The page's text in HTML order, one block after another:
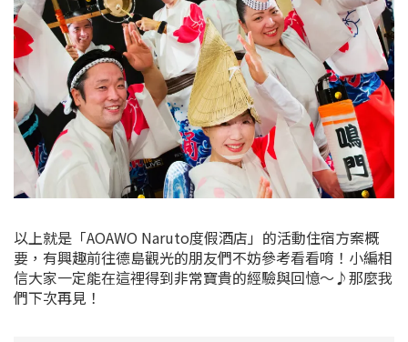
以上就是「AOAWO Naruto度假酒店」的活動住宿方案概
要，有興趣前往德島觀光的朋友們不妨參考看看唷！小編相
信大家一定能在這裡得到非常寶貴的經驗與回憶～♪那麼我
們下次再見！